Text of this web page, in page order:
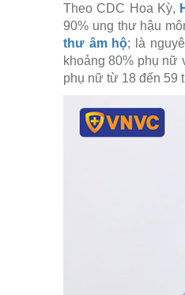
Theo CDC Hoa Kỳ,
90% ung thư hậu
thư âm hộ; là
khoảng 80% phụ nữ
phụ nữ từ 18 đến 59